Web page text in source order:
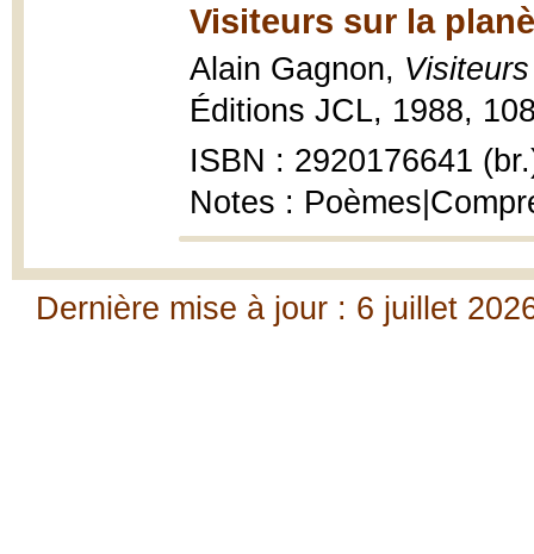
Visiteurs sur la
Alain Gagnon,
Éditions JCL, 1988,
ISBN : 2920176641
Notes :
Dernière mise à jour : 6 juillet